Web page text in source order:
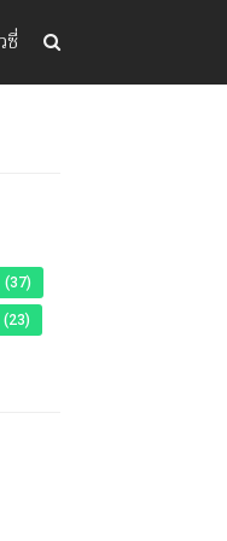
ซี่
(37)
(23)